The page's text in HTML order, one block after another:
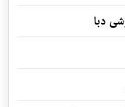
دبا